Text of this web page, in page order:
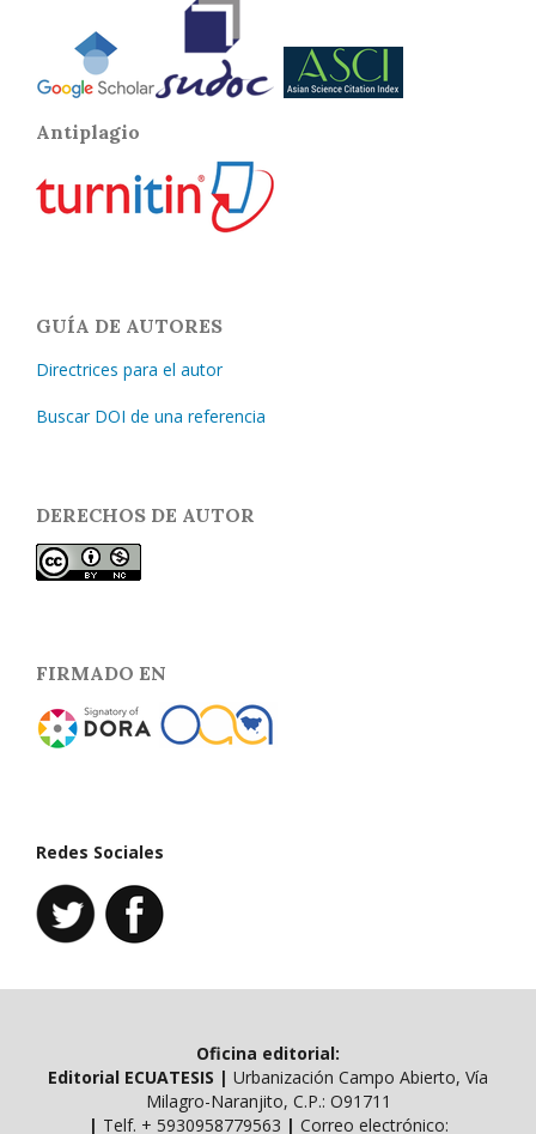
Antiplagio
GUÍA DE AUTORES
Directrices para el autor
Buscar DOI de una referencia
DERECHOS DE AUTOR
FIRMADO EN
Redes Sociales
Oficina editorial:
Editorial ECUATESIS | Urbanización Campo Abierto, Vía
Milagro-Naranjito, C.P.: O91711
| Telf. ​​+ 5930958779563 | Correo electrónico: